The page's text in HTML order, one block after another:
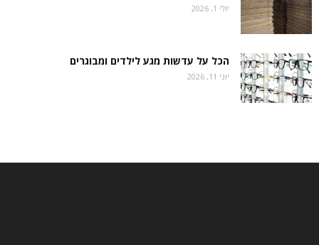
יולי 1, 2026
הכל על עדשות מגע לילדים ומבוגרים
יוני 11, 2026